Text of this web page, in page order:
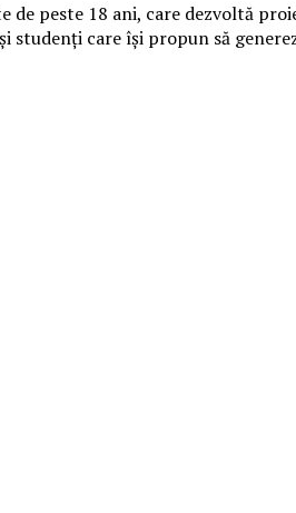
peste 18 ani, care dezvoltă
care își propun să